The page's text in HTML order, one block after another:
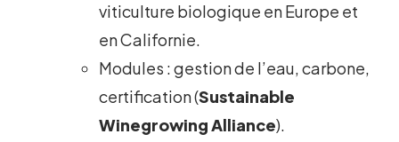
viticulture biologique en Europe et
en Californie.
Modules : gestion de l’eau, carbone,
certification (Sustainable
Winegrowing Alliance).